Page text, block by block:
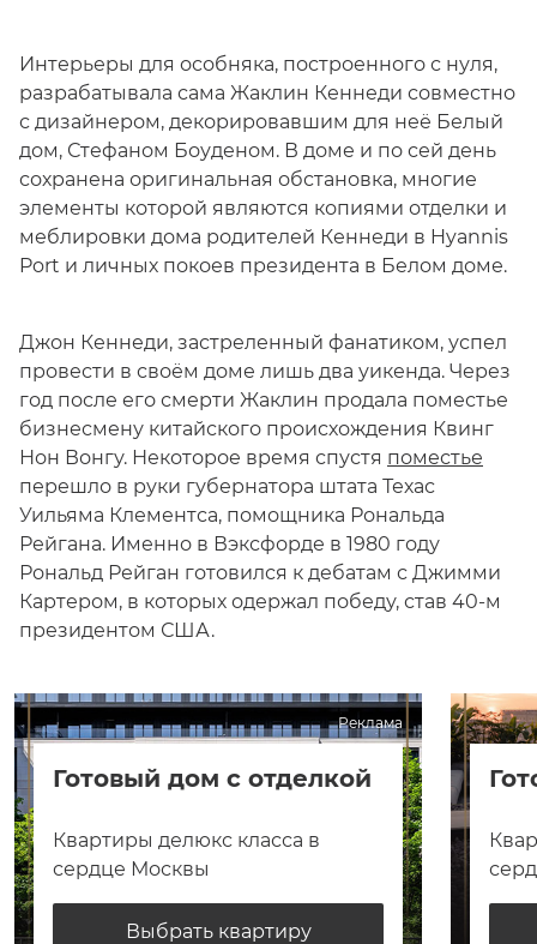
Интерьеры для особняка, построенного с нуля,
разрабатывала сама Жаклин Кеннеди совместно
с дизайнером, декорировавшим для неё Белый
дом, Стефаном Боуденом. В доме и по сей день
сохранена оригинальная обстановка, многие
элементы которой являются копиями отделки и
меблировки дома родителей Кеннеди в Hyannis
Port и личных покоев президента в Белом доме.
Джон Кеннеди, застреленный фанатиком, успел
провести в своём доме лишь два уикенда. Через
год после его смерти Жаклин продала поместье
бизнесмену китайского происхождения Квинг
Нон Вонгу. Некоторое время спустя поместье
перешло в руки губернатора штата Техас
Уильяма Клементса, помощника Рональда
Рейгана. Именно в Вэксфорде в 1980 году
Рональд Рейган готовился к дебатам с Джимми
Картером, в которых одержал победу, став 40-м
президентом США.
Реклама
Готовый дом с отделкой
Квартиры делюкс класса в
сердце Москвы
Выбрать квартиру